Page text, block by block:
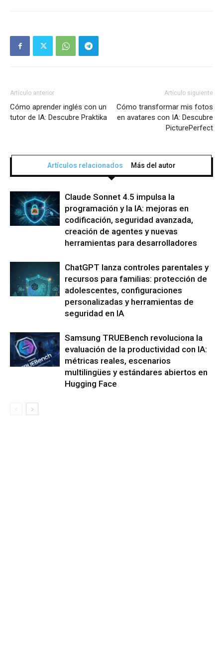
Artículo anterior
Cómo aprender inglés con un
tutor de IA: Descubre Praktika
Artículo siguiente
Cómo transformar mis fotos
en avatares con IA: Descubre
PicturePerfect
Artículos relacionados Más del autor
Claude Sonnet 4.5 impulsa la
programación y la IA: mejoras en
codificación, seguridad avanzada,
creación de agentes y nuevas
herramientas para desarrolladores
ChatGPT lanza controles parentales y
recursos para familias: protección de
adolescentes, configuraciones
personalizadas y herramientas de
seguridad en IA
Samsung TRUEBench revoluciona la
evaluación de la productividad con IA:
métricas reales, escenarios
multilingües y estándares abiertos en
Hugging Face